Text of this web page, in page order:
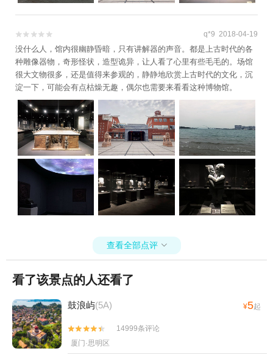

 q*9 2018-04-19
没什么人，馆内很幽静昏暗，只有讲解器的声音。都是上古时代的各
种雕像器物，奇形怪状，造型诡异，让人看了心里有些毛毛的。场馆
很大文物很多，还是值得来参观的，静静地欣赏上古时代的文化，沉
淀一下，可能会有点枯燥无趣，偶尔也需要来看看这种博物馆。
查看全部点评 
看了该景点的人还看了
鼓浪屿(5A) ¥5起


14999条评论
厦门·思明区